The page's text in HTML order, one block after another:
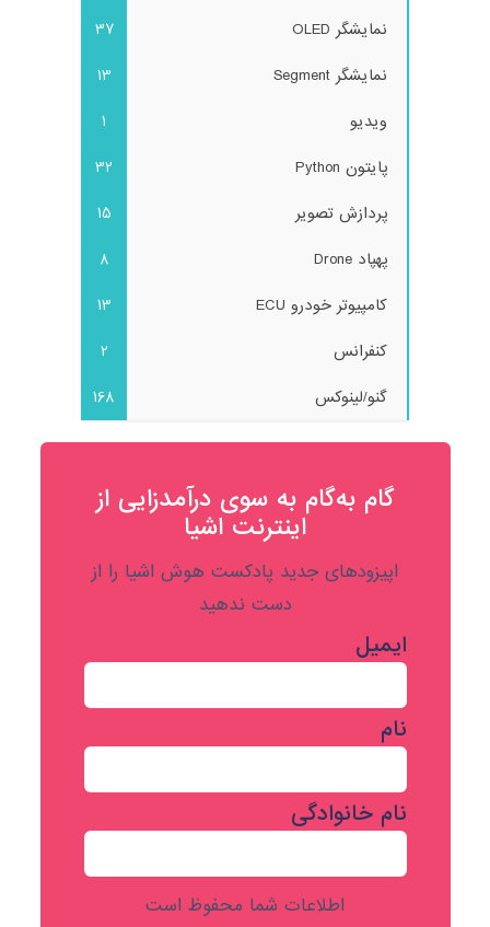
نمایشگر OLED
37
نمایشگر Segment
13
ویدیو
1
پایتون Python
32
پردازش تصویر
15
پهپاد Drone
8
کامپیوتر خودرو ECU
13
کنفرانس
2
گنو/لینوکس
168
گام به‌گام به‌ سوی درآمدزایی از
اینترنت اشیا
اپیزودهای جدید پادکست هوش اشیا را از
دست ندهید
ایمیل
نام
نام خانوادگی
اطلاعات شما محفوظ است